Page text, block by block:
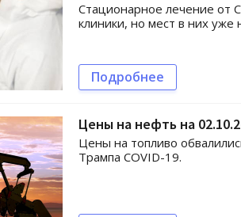
Стационарное лечение от
клиники, но мест в них уже
Подробнее
Цены на нефть на
Цены на топливо
Трампа COVID-19.